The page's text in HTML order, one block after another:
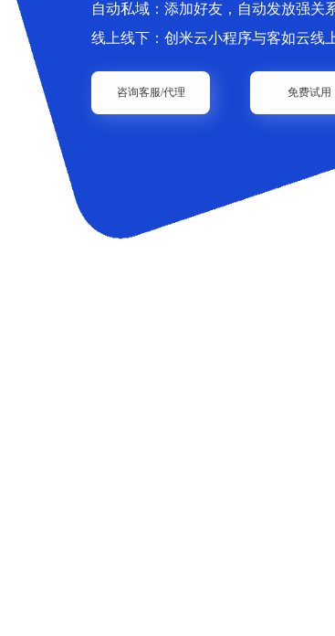
自动私域：添加好友，自动发放强关
线上线下：创米云小程序与客如云线
咨询客服/代理 免费试用